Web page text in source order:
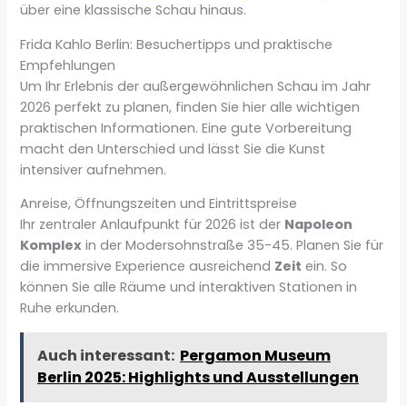
über eine klassische Schau hinaus.
Frida Kahlo Berlin: Besuchertipps und praktische
Empfehlungen
Um Ihr Erlebnis der außergewöhnlichen Schau im Jahr
2026 perfekt zu planen, finden Sie hier alle wichtigen
praktischen Informationen. Eine gute Vorbereitung
macht den Unterschied und lässt Sie die Kunst
intensiver aufnehmen.
Anreise, Öffnungszeiten und Eintrittspreise
Ihr zentraler Anlaufpunkt für 2026 ist der Napoleon
Komplex in der Modersohnstraße 35-45. Planen Sie für
die immersive Experience ausreichend Zeit ein. So
können Sie alle Räume und interaktiven Stationen in
Ruhe erkunden.
Auch interessant: Pergamon Museum
Berlin 2025: Highlights und Ausstellungen